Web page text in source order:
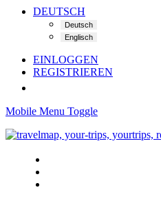
DEUTSCH
EINLOGGEN
REGISTRIEREN
Mobile Menu Toggle